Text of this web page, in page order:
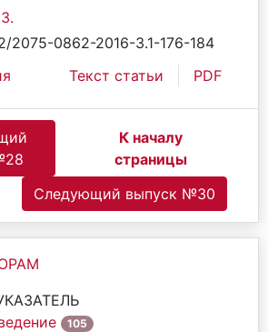
2075-0862-2016-3.1-176-184
Текст статьи PDF
К началу
страницы
Следующий выпуск №30
105